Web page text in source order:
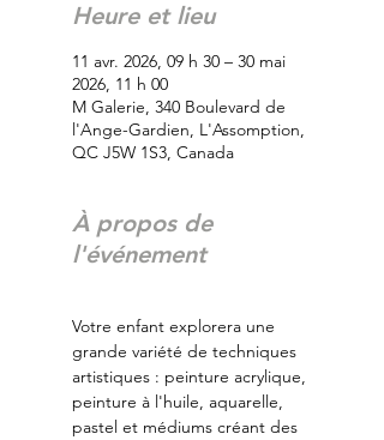
Heure et lieu
11 avr. 2026, 09 h 30 – 30 mai
2026, 11 h 00
M Galerie, 340 Boulevard de
l'Ange-Gardien, L'Assomption,
QC J5W 1S3, Canada
À propos de
l'événement
Votre enfant explorera une
grande variété de techniques
artistiques : peinture acrylique,
peinture à l'huile, aquarelle,
pastel et médiums créant des